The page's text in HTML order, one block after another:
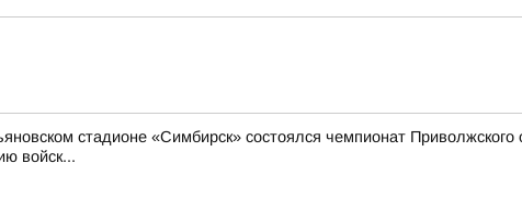
стадионе «Симбирск» состоялся чемпионат
войск...